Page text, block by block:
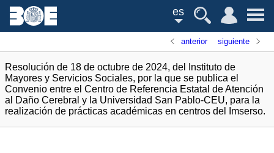
es
anterior siguiente
Resolución de 18 de octubre de 2024, del Instituto de
Mayores y Servicios Sociales, por la que se publica el
Convenio entre el Centro de Referencia Estatal de Atención
al Daño Cerebral y la Universidad San Pablo-CEU, para la
realización de prácticas académicas en centros del Imserso.